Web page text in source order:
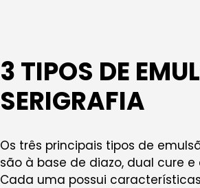
3 TIPOS DE
SERIGRAFIA
Os três principais tipos de
são à base de diazo, dual cure
Cada uma possui